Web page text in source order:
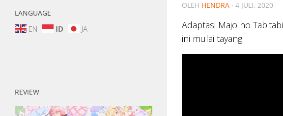
OLEH HENDRA · 4 JULI, 2020
Adaptasi Majo no Tabitabi
ini mulai tayang.
LANGUAGE
EN ID JA
REVIEW